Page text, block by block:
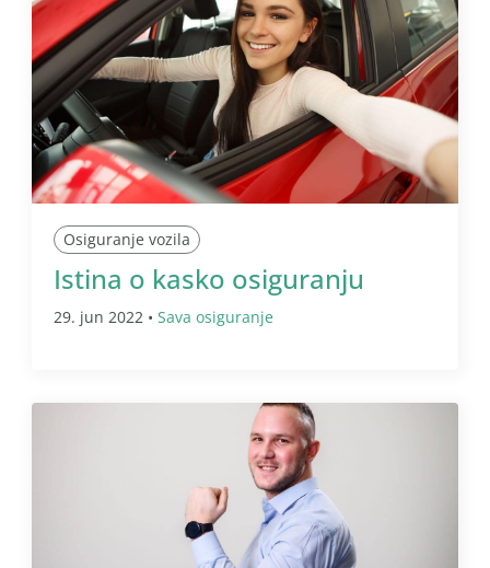
Osiguranje vozila
Istina o kasko osiguranju
29. jun 2022 • Sava osiguranje